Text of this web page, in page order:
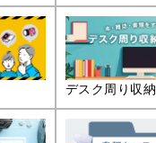
デスク周り収納